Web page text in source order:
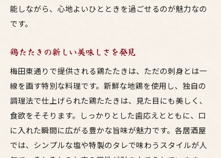
能しながら、心地よいひとときを過ごせるのが魅力なの
です。
鶏たたきの新しい美味しさを発見
梅田東通りで提供される鶏たたきは、ただの刺身とは一
線を画す特別な料理です。新鮮な地鶏を使用し、独自の
調理法で仕上げられた鶏たたきは、見た目にも美しく、
食欲をそそります。しっかりとした歯応えとともに、口
に入れた瞬間に広がる豊かな旨味が魅力です。各居酒屋
では、シンプルな塩や特製のタレで味わうスタイルが人